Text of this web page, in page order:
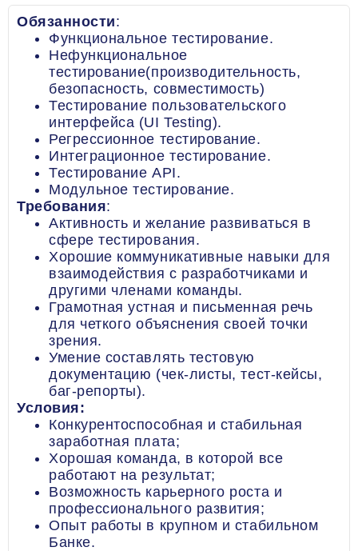
Обязанности:
Функциональное тестирование.
Нефункциональное
тестирование(производительность,
безопасность, совместимость)
Тестирование пользовательского
интерфейса (UI Testing).
Регрессионное тестирование.
Интеграционное тестирование.
Тестирование API.
Модульное тестирование.
Требования:
Активность и желание развиваться в
сфере тестирования.
Хорошие коммуникативные навыки для
взаимодействия с разработчиками и
другими членами команды.
Грамотная устная и письменная речь
для четкого объяснения своей точки
зрения.
Умение составлять тестовую
документацию (чек-листы, тест-кейсы,
баг-репорты).
Условия:
Конкурентоспособная и стабильная
заработная плата;
Хорошая команда, в которой все
работают на результат;
Возможность карьерного роста и
профессионального развития;
Опыт работы в крупном и стабильном
Банке.